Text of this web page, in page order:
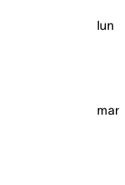
lun
mar